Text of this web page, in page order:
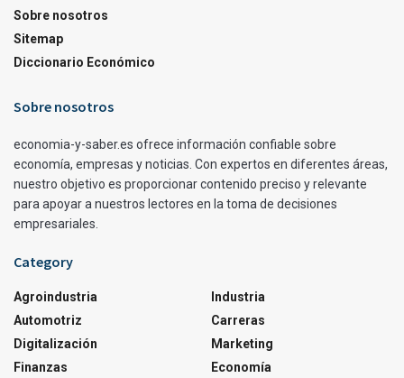
Sobre nosotros
Sitemap
Diccionario Económico
Sobre nosotros
economia-y-saber.es ofrece información confiable sobre
economía, empresas y noticias. Con expertos en diferentes áreas,
nuestro objetivo es proporcionar contenido preciso y relevante
para apoyar a nuestros lectores en la toma de decisiones
empresariales.
Category
Agroindustria
Automotriz
Digitalización
Finanzas
Industria
Carreras
Marketing
Economía